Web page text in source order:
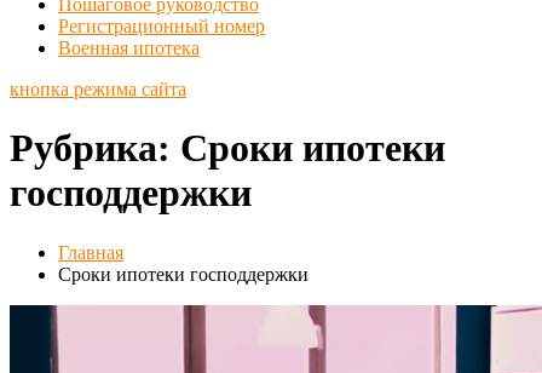
Пошаговое руководство
Регистрационный номер
Военная ипотека
кнопка режима сайта
Рубрика: Сроки ипотеки
господдержки
Главная
Сроки ипотеки господдержки